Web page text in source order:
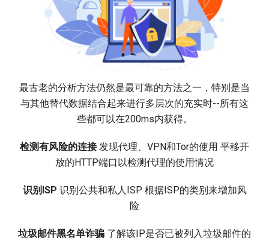
最古老的分析方法仍然是最可靠的方法之一，特别是当
与其他替代数据结合起来进行多层次的充实时--所有这
些都可以在200ms内获得。
检测有风险的连接发现代理、VPN和Tor的使用 平移开
放的HTTP端口以检测代理的使用情况
识别ISP 识别公共和私人ISP 根据ISP的类别来增加风
险
垃圾邮件黑名单诈骗 了解该IP是否已被列入垃圾邮件的